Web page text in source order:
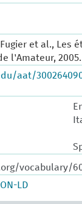
et al., Les
l'Amateur, 2005.
aat/
vocabulary/
LD